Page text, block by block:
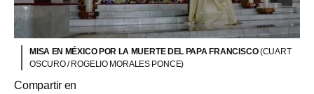
MISA EN MÉXICO POR LA MUERTE DEL PAPA FRANCISCO(CUART
OSCURO / ROGELIO MORALES PONCE)
Compartir en